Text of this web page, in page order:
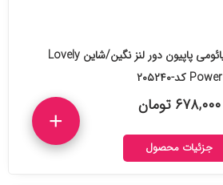
قاب سامسونگ و شیائومی پاپیون دور لنز نگین/شاین Lovely
Power کد-۲۰۵۲۴۰
۶۷۸,۰۰۰ تومان
جزئیات محصول
+